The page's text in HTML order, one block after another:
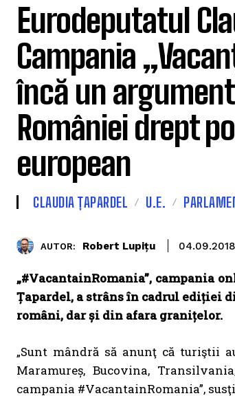
Eurodeputatul
Campania
încă un
României drept
european
CLAUDIA ȚAPARDEL U.E.
AUTOR: Robert Lupițu 04.09.2018
„#VacantainRomania”, campania
Țapardel, a strâns în cadrul ediției
români, dar și din afara granițelor.
„Sunt mândră să anunţ că turiştii
Maramureș, Bucovina,
campania #VacantainRomania”,